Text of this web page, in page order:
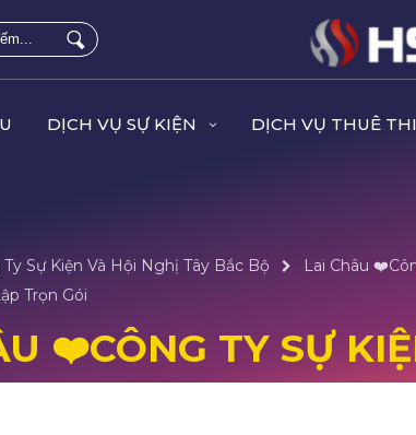
DỊCH VỤ SỰ KIỆN DỊCH VỤ THUÊ
Sự Kiện Và Hội Nghị Tây Bắc Bộ Lai Châu
Trọn Gói
❤️️CÔNG TY SỰ